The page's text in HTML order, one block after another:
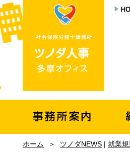
ホーム ＞ ツノダNEWS | 就業規